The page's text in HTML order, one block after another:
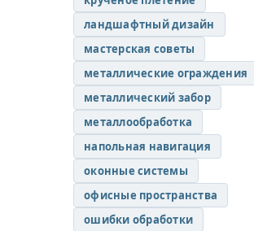
ландшафтный дизайн
мастерская советы
металлические ограждения
металлический забор
металлообработка
напольная навигация
оконные системы
офисные пространства
ошибки обработки